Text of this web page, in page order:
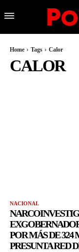
Home Tags Calor
CALOR
NACIONAL
POR MÁS DE
PRESUNTA RED